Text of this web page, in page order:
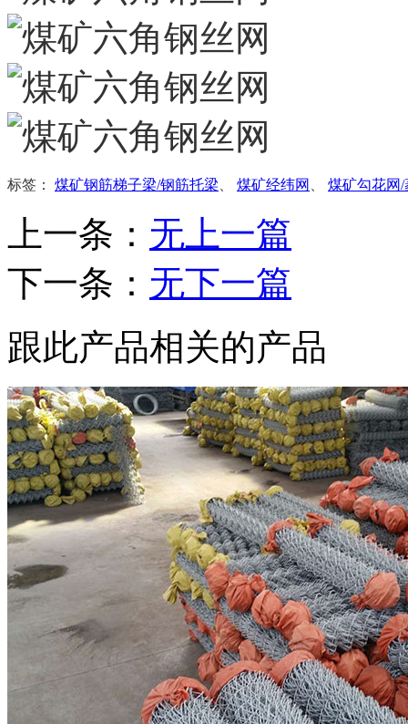
标签： 煤矿钢筋梯子梁/钢筋托梁 煤矿经纬网 煤矿勾花网/
上一条： 无上一篇
下一条： 无下一篇
跟此产品相关的产品